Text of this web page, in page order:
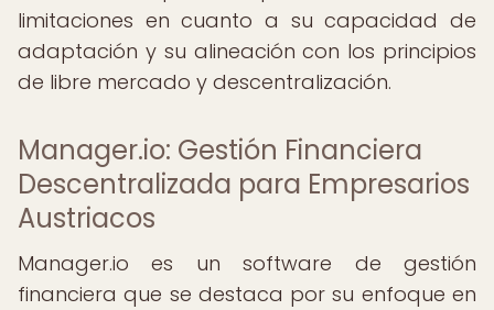
limitaciones en cuanto a su capacidad de
adaptación y su alineación con los principios
de libre mercado y descentralización.
Manager.io: Gestión Financiera
Descentralizada para Empresarios
Austriacos
Manager.io es un software de gestión
financiera que se destaca por su enfoque en